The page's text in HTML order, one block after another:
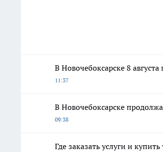
В Новочебоксарске 8
11:37
В Новочебоксарске
09:38
Где заказать услуги и